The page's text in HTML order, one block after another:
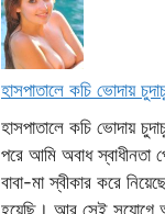
হাসপাতালে কচি ভোদায়
হাসপাতালে কচি ভোদায়
পরে আমি অবাধ স্বাধীনতা
বাবা-মা স্বীকার করে
হয়েছি। আর সেই সুযোগে